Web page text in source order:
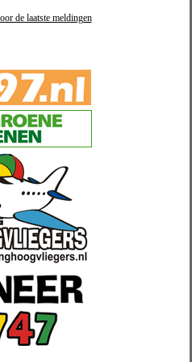
de laatste meldingen